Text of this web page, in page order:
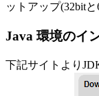
ットアップ(32bit
Java 環境のイ
下記サイトより